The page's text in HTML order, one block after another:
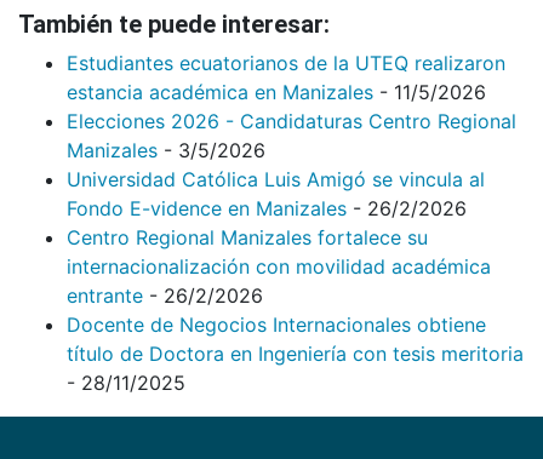
También te puede interesar:
Estudiantes ecuatorianos de la UTEQ realizaron
estancia académica en Manizales - 11/5/2026
Elecciones 2026 - Candidaturas Centro Regional
Manizales - 3/5/2026
Universidad Católica Luis Amigó se vincula al
Fondo E-vidence en Manizales - 26/2/2026
Centro Regional Manizales fortalece su
internacionalización con movilidad académica
entrante - 26/2/2026
Docente de Negocios Internacionales obtiene
título de Doctora en Ingeniería con tesis meritoria
- 28/11/2025